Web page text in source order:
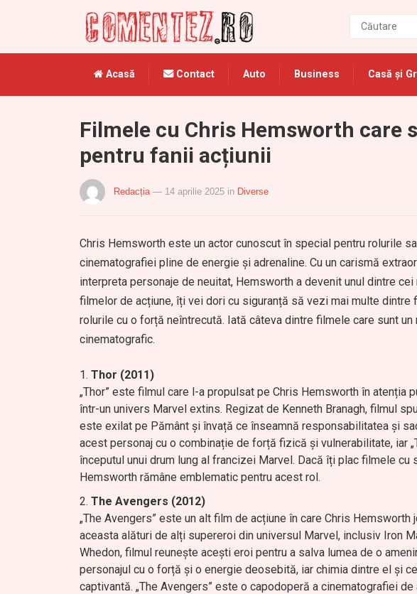
Acasă Contact Auto Business Casă și
Filmele cu Chris Hemsworth care
pentru fanii acțiunii
Redacția — 14 aprilie 2025 in Diverse
Chris Hemsworth este un actor cunoscut în special pentru rolurile
cinematografiei pline de energie și adrenaline. Cu un carismă
interpreta personaje de neuitat, Hemsworth a devenit unul dintre
filmelor de acțiune, îți vei dori cu siguranță să vezi mai multe dintre
rolurile cu o forță neîntrecută. Iată câteva dintre filmele care sunt
cinematografic.
Thor (2011)
„Thor” este filmul care l-a propulsat pe Chris Hemsworth în atenția
într-un univers Marvel extins. Regizat de Kenneth Branagh, filmul
este exilat pe Pământ și învață ce înseamnă responsabilitatea și
acest personaj cu o combinație de forță fizică și vulnerabilitate, iar
începutul unui drum lung al francizei Marvel. Dacă îți plac filmele
Hemsworth rămâne emblematic pentru acest rol.
The Avengers (2012)
„The Avengers” este un alt film de acțiune în care Chris Hemsworth
aceasta alături de alți supereroi din universul Marvel, inclusiv Iron
Whedon, filmul reunește acești eroi pentru a salva lumea de o
personajul cu o forță și o energie deosebită, iar chimia dintre el și
captivantă. „The Avengers” este o capodoperă a cinematografiei